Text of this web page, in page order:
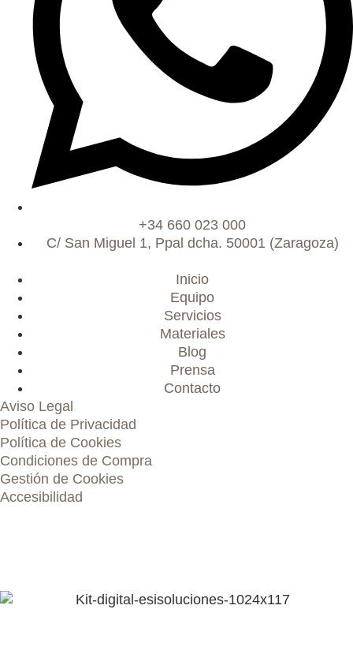
+34 660 023 000
C/ San Miguel 1, Ppal dcha. 50001 (Zaragoza)
Inicio
Equipo
Servicios
Materiales
Blog
Prensa
Contacto
Aviso Legal
Política de Privacidad
Política de Cookies
Condiciones de Compra
Gestión de Cookies
Accesibilidad